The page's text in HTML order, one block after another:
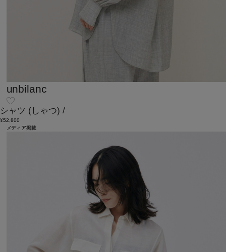
unbilanc
シャツ (しゃつ) /
¥52,800
メディア掲載